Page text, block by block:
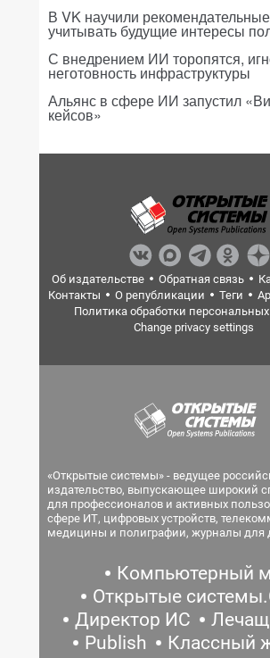
В VK научили
учитывать будущие интересы
С внедрением ИИ торопятся,
неготовность инфраструктуры
Альянс в сфере ИИ запустил
кейсов»
Об издательстве Обратная связь
Контакты
О републикации Теги
Политика обработки
Change privacy settings
«Открытые системы» - ведущее
издательство, выпускающее широкий
для профессионалов и активных
сфере ИТ, цифровых устройств,
медицины и полиграфии, журналы для
Компьютерный
Открытые
Директор ИС
Publish
Классный